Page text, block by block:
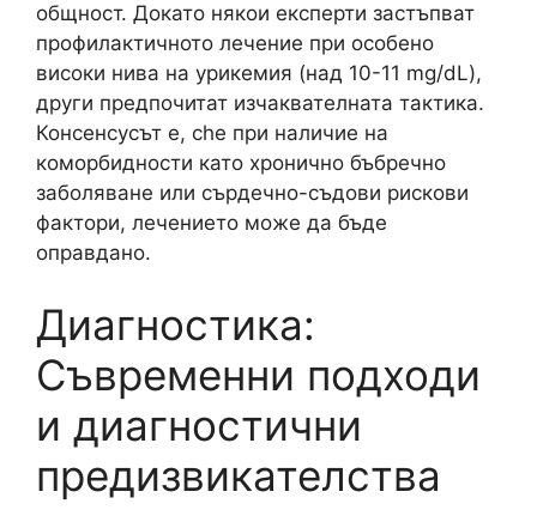
общност. Докато някои експерти застъпват
профилактичното лечение при особено
високи нива на урикемия (над 10-11 mg/dL),
други предпочитат изчаквателната тактика.
Консенсусът е, che при наличие на
коморбидности като хронично бъбречно
заболяване или сърдечно-съдови рискови
фактори, лечението може да бъде
оправдано.
Диагностика:
Съвременни подходи
и диагностични
предизвикателства